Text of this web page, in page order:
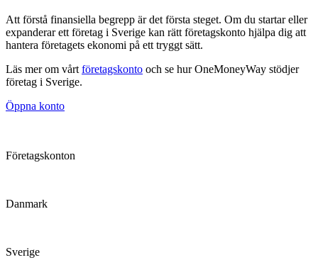
Att förstå finansiella begrepp är det första steget. Om du startar eller
expanderar ett företag i Sverige kan rätt företagskonto hjälpa dig att
hantera företagets ekonomi på ett tryggt sätt.
Läs mer om vårt företagskonto och se hur OneMoneyWay stödjer
företag i Sverige.
Öppna konto
Företagskonton
Danmark
Sverige